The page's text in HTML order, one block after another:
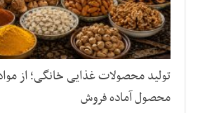
تولید محصولات غذایی خانگی؛ از
محصول آماده فروش